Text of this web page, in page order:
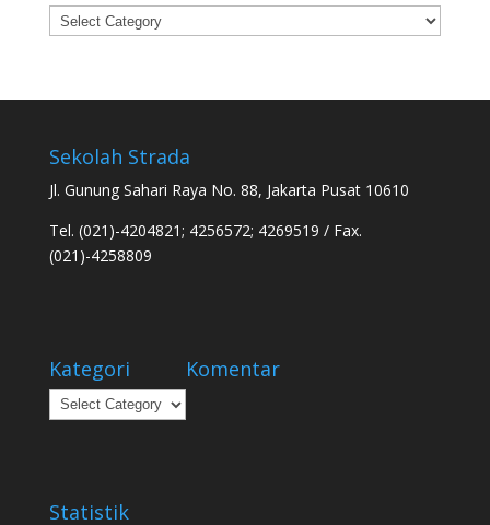
Categories
Sekolah Strada
Jl. Gunung Sahari Raya No. 88, Jakarta Pusat 10610
Tel. (021)-4204821; 4256572; 4269519 / Fax.
(021)-4258809
Kategori
Kategori
Komentar
Statistik